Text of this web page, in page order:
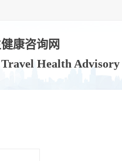
康咨询网
Health